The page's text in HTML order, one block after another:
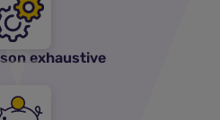
exhaustive